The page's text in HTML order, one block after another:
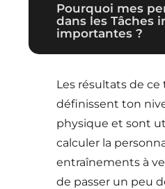
Pourquoi mes
dans les Tâches
importantes ?
Les résultats de
définissent ton
physique et sont
calculer la
entraînements à
de passer un peu